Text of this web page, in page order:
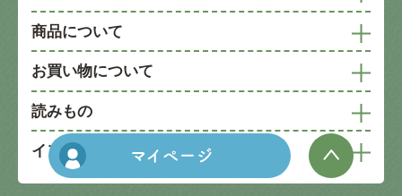
商品について
お買い物について
読みもの
インフォメーション